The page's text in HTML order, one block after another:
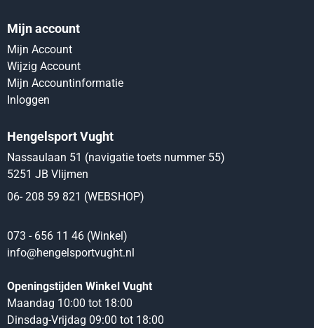
Mijn account
Mijn Account
Wijzig Account
Mijn Accountinformatie
Inloggen
Hengelsport Vught
Nassaulaan 51 (navigatie toets nummer 55)
5251 JB Vlijmen
06- 208 59 821 (WEBSHOP)
073 - 656 11 46 (Winkel)
info@hengelsportvught.nl
Openingstijden Winkel Vught
Maandag 10:00 tot 18:00
Dinsdag-Vrijdag 09:00 tot 18:00